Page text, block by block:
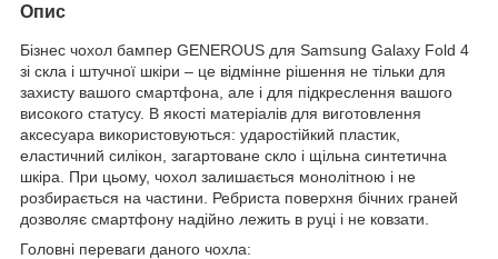
Опис
Бізнес чохол бампер GENEROUS для Samsung Galaxy Fold 4
зі скла і штучної шкіри – це відмінне рішення не тільки для
захисту вашого смартфона, але і для підкреслення вашого
високого статусу. В якості матеріалів для виготовлення
аксесуара використовуються: ударостійкий пластик,
еластичний силікон, загартоване скло і щільна синтетична
шкіра. При цьому, чохол залишається монолітною і не
розбирається на частини. Ребриста поверхня бічних граней
дозволяє смартфону надійно лежить в руці і не ковзати.
Головні переваги даного чохла: